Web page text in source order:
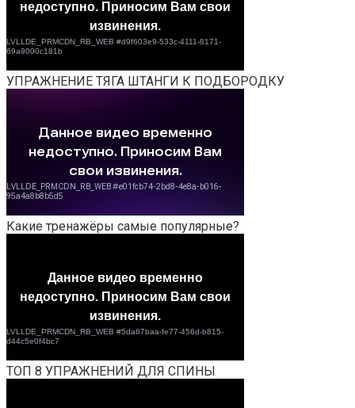
УПРАЖНЕНИЕ ТЯГА ШТАНГИ К ПОДБОРОДКУ
Какие тренажёры самые популярные?
ТОП 8 УПРАЖНЕНИЙ ДЛЯ СПИНЫ